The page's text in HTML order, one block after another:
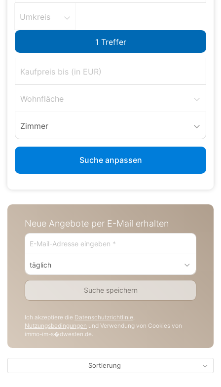
Umkreis
Wohnfläche
Zimmer
Suche anpassen
Neue Angebote per E-Mail erhalten
täglich
Suche speichern
Ich akzeptiere die Datenschutzrichtlinie,
Nutzungsbedingungen und Verwendung von Cookies von
immo-im-s�dwesten.de.
Sortierung